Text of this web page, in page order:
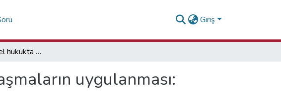
Giriş
Milletlerarası özel hukukta uluslararası anlaşmaların uygulanması: tercüme ve yorum problemleri
uygulanması: